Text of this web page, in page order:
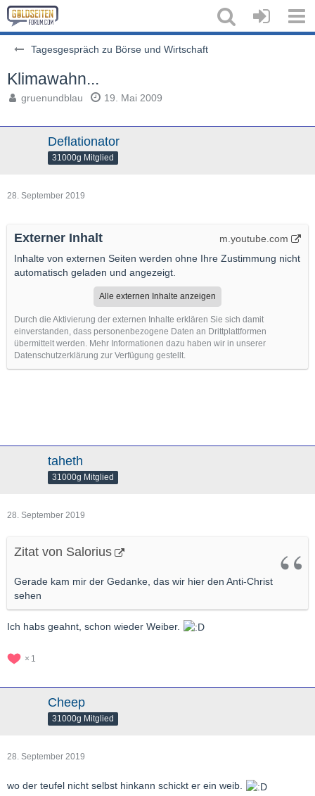
Tagesgespräch zu Börse und Wirtschaft
Klimawahn...
gruenundblau 19. Mai 2009
Deflationator
31000g Mitglied
28. September 2019
Externer Inhalt
m.youtube.com
Inhalte von externen Seiten werden ohne Ihre Zustimmung nicht
automatisch geladen und angezeigt.
Alle externen Inhalte anzeigen
Durch die Aktivierung der externen Inhalte erklären Sie sich damit
einverstanden, dass personenbezogene Daten an Drittplattformen
übermittelt werden. Mehr Informationen dazu haben wir in unserer
Datenschutzerklärung zur Verfügung gestellt.
taheth
31000g Mitglied
28. September 2019
Zitat von Salorius
Gerade kam mir der Gedanke, das wir hier den Anti-Christ
sehen
Ich habs geahnt, schon wieder Weiber.
1
Cheep
31000g Mitglied
28. September 2019
wo der teufel nicht selbst hinkann schickt er ein weib.